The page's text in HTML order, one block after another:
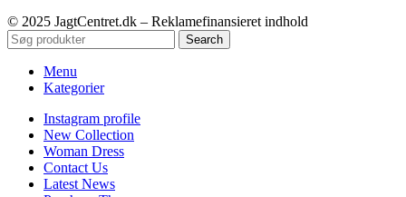
© 2025 JagtCentret.dk – Reklamefinansieret indhold
Search
Menu
Kategorier
Instagram profile
New Collection
Woman Dress
Contact Us
Latest News